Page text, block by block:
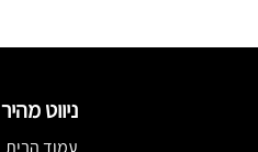
ניווט מהיר
עמוד הבית